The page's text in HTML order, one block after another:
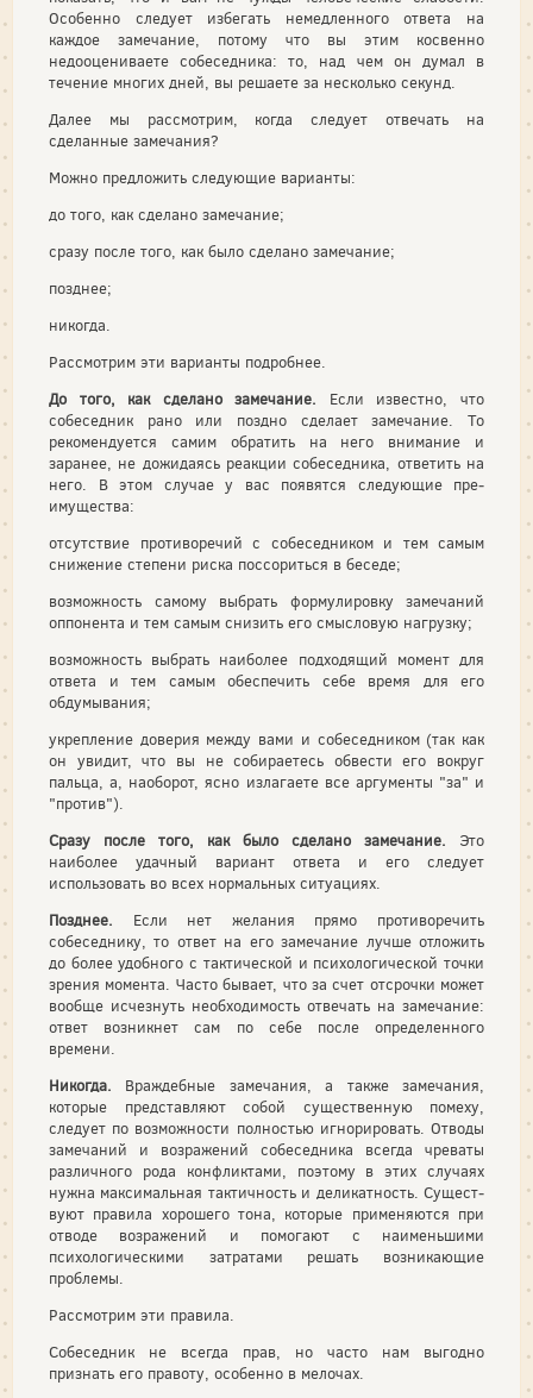
Особенно следует избегать немедленного ответа на
каждое замечание, потому что вы этим косвенно
недооцениваете собеседника: то, над чем он думал в
течение многих дней, вы решаете за несколько секунд.
Далее мы рассмотрим, когда следует отвечать на
сделанные замечания?
Можно предложить следующие варианты:
до того, как сделано замечание;
сразу после того, как было сделано замечание;
позднее;
никогда.
Рассмотрим эти варианты подробнее.
До того, как сделано замечание. Если известно, что
собеседник рано или поздно сделает замечание. То
рекомендуется самим обра­тить на него внимание и
заранее, не дожидаясь реакции собеседни­ка, ответить на
него. В этом случае у вас появятся следующие пре­
имущества:
отсутствие противоречий с собеседником и тем самым
снижение степени риска поссориться в беседе;
возможность самому выбрать формулировку замечаний
оппонента и тем самым снизить его смысловую нагрузку;
возможность выбрать наиболее подходящий момент для
ответа и тем самым обеспечить себе время для его
обдумывания;
укрепление доверия между вами и собеседником (так как
он уви­дит, что вы не собираетесь обвести его вокруг
пальца, а, наоборот, ясно излагаете все аргументы "за" и
"против").
Сразу после того, как было сделано замечание. Это
наиболее удач­ный вариант ответа и его следует
использовать во всех нормальных ситуациях.
Позднее. Если нет желания прямо противоречить
собеседнику, то ответ на его замечание лучше отложить
до более удобного с так­тической и психологической точки
зрения момента. Часто бывает, что за счет отсрочки может
вообще исчезнуть необходимость отве­чать на замечание:
ответ возникнет сам по себе после определенно­го
времени.
Никогда. Враждебные замечания, а также замечания,
которые представляют собой существенную помеху,
следует по возможности полностью игнорировать. Отводы
замечаний и возражений собесед­ника всегда чреваты
различного рода конфликтами, поэтому в этих случаях
нужна максимальная тактичность и деликатность. Сущест­
вуют правила хорошего тона, которые применяются при
отводе возражений и помогают с наименьшими
психологическими затратами решать возникающие
проблемы.
Рассмотрим эти правила.
Собеседник не всегда прав, но часто нам выгодно
признать его правоту, особенно в мелочах.